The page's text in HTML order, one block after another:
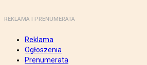
REKLAMA I PRENUMERATA
Reklama
Ogłoszenia
Prenumerata